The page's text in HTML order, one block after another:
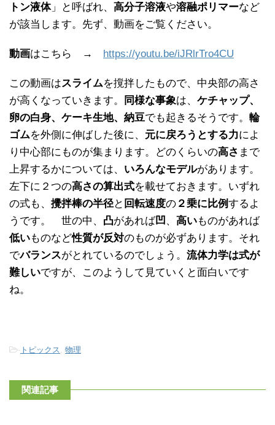
トン液体」と呼ばれ、 高分子溶液や溶融ポリマーなど
が該当します。先ず、動画をご覧ください。
動画はこちら → https://youtu.be/iJRlrTro4CU
この動画はスライムを撹拌したもので、中央部の高さ
が高くなっていきます。
同様な事象は、 ケチャップ、
卵の白身、ケーキ生地、納豆でも起きるそうです。 輪
ゴムを外側に伸ばした後に、 元に戻ろうとする力によ
り中心部にものが集まります。どのくらいの高さ まで
上昇するかについては、 いろんなモデルがあります。
左下に２つの高さの算出式を載せておきます。いずれ
の式も、 攪拌棒の半径と 回転速度の ２乗に比例するよ
うです。 世の中、 凸があれば凹 、 高いものがあれば
低いものなど性質が反対のものが必ずあります。それ
でバランスがとれているのでしょう。 流体力学は式が
難しいですが、このようして見ていくと面白いです
ね。
- トピックス 物理
関連記事